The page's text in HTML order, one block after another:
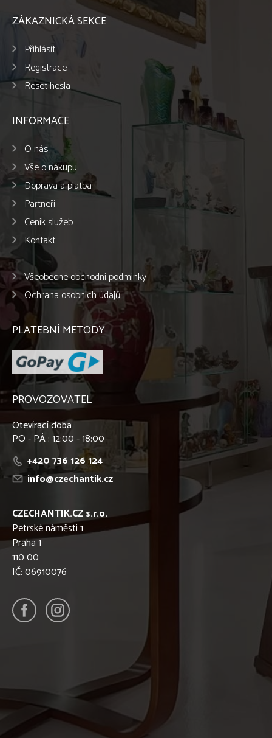
ZÁKAZNICKÁ SEKCE
Přihlásit
Registrace
Reset hesla
INFORMACE
O nás
Vše o nákupu
Doprava a platba
Partneři
Ceník služeb
Kontakt
Všeobecné obchodní podmínky
Ochrana osobních údajů
PLATEBNÍ METODY
PROVOZOVATEL
Otevírací doba
PO - PÁ : 12:00 - 18:00
+420 736 126 124
info@czechantik.cz
CZECHANTIK.CZ s.r.o.
Petrské náměstí 1
Praha 1
110 00
IČ: 06910076